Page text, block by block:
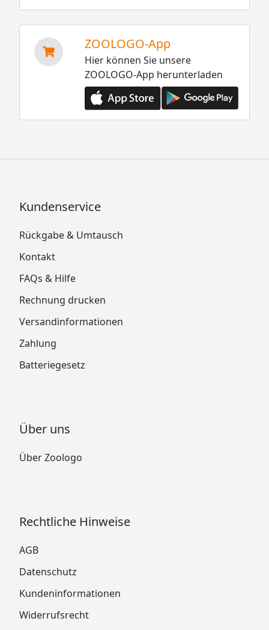
ZOOLOGO-App
Hier können Sie unsere
ZOOLOGO-App herunterladen
Kundenservice
Rückgabe & Umtausch
Kontakt
FAQs & Hilfe
Rechnung drucken
Versandinformationen
Zahlung
Batteriegesetz
Über uns
Über Zoologo
Rechtliche Hinweise
AGB
Datenschutz
Kundeninformationen
Widerrufsrecht